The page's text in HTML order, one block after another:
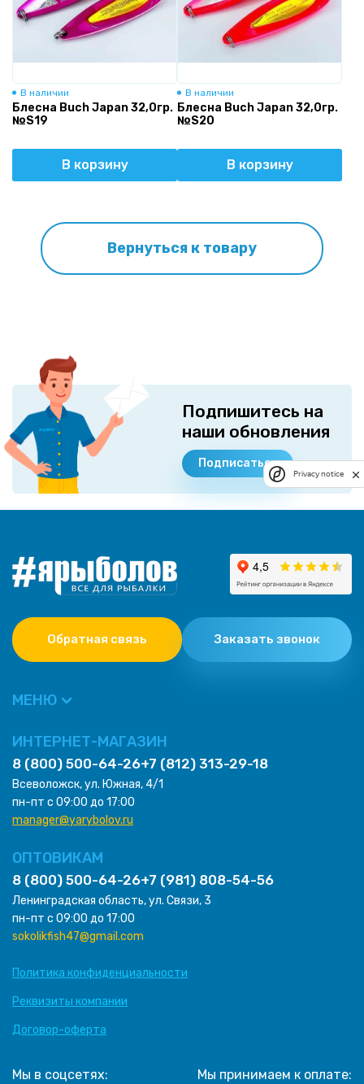
В наличии
Блесна Buch Japan 32,0гр.
№S19
В корзину
В наличии
Блесна Buch Japan 32,0гр.
№S20
В корзину
Вернуться к товару
Подпишитесь на
наши обновления
Подписаться
Обратная связь Заказать звонок
МЕНЮ
ИНТЕРНЕТ-МАГАЗИН
8 (800) 500-64-26+7 (812) 313-29-18
Всеволожск, ул. Южная, 4/1
пн-пт с 09:00 до 17:00
manager@yarybolov.ru
ОПТОВИКАМ
8 (800) 500-64-26+7 (981) 808-54-56
Ленинградская область, ул. Связи, 3
пн-пт с 09:00 до 17:00
sokolikfish47@gmail.com
Политика конфиденциальности
Реквизиты компании
Договор-оферта
Мы в соцсетях: Мы принимаем к оплате:
Privacy notice